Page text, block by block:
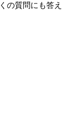
の質問にも答え